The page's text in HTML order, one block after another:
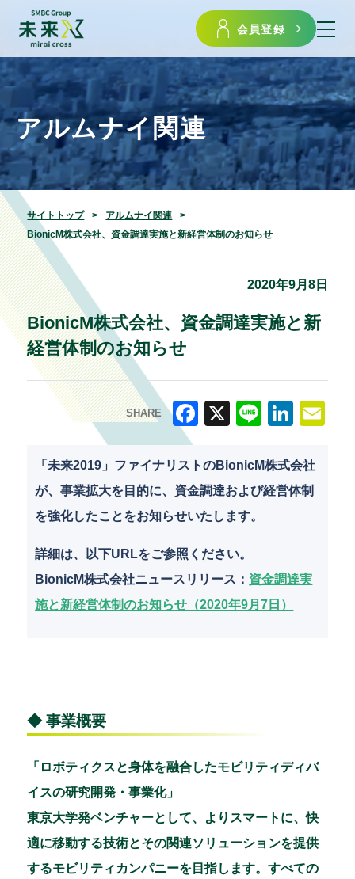
会員登録
アルムナイ関連
サイトトップ
アルムナイ関連
BionicM株式会社、資金調達実施と新経営体制のお知らせ
2020年9月8日
BionicM株式会社、資金調達実施と新
経営体制のお知らせ
SHARE
F
a
c
e
b
o
o
k
n
e
n
k
n
m
ai
「未来2019」ファイナリストのBionicM株式会社
が、事業拡大を目的に、資金調達および経営体制
を強化したことをお知らせいたします。
詳細は、以下URLをご参照ください。
BionicM株式会社ニュースリリース： 資金調達実
施と新経営体制のお知らせ（2020年9月7日）
◆ 事業概要
「ロボティクスと身体を融合したモビリティディバ
イスの研究開発・事業化」
東京大学発ベンチャーとして、よりスマートに、快
適に移動する技術とその関連ソリューションを提供
するモビリティカンパニーを目指します。すべての